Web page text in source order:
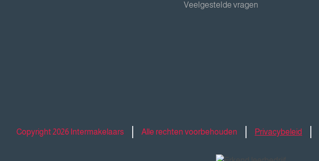
Veelgestelde vragen
Copyright 2026 Intermakelaars Alle rechten voorbehouden Privacybeleid